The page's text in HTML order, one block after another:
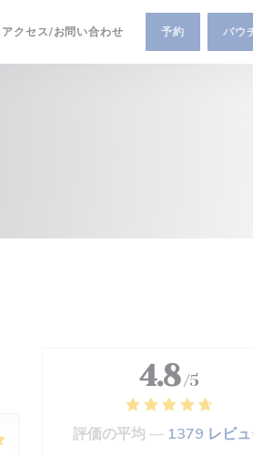
しいウィンドウで開きます))
アクセス/お問い合わせ 予約 バウ
4.8 /5
評価の平均 — 1379 レビ